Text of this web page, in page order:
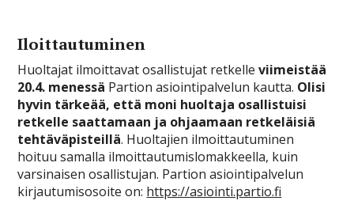
Iloittautuminen
Huoltajat ilmoittavat osallistujat retkelleviimeistää
20.4. menessä Partion asiointipalvelun kautta. Olisi
hyvin tärkeää, että moni huoltaja osallistuisi
retkelle saattamaan ja ohjaamaan retkeläisiä
tehtäväpisteillä. Huoltajien ilmoittautuminen
hoituu samalla ilmoittautumislomakkeella, kuin
varsinaisen osallistujan. Partion asiointipalvelun
kirjautumisosoite on: https://asiointi.partio.fi